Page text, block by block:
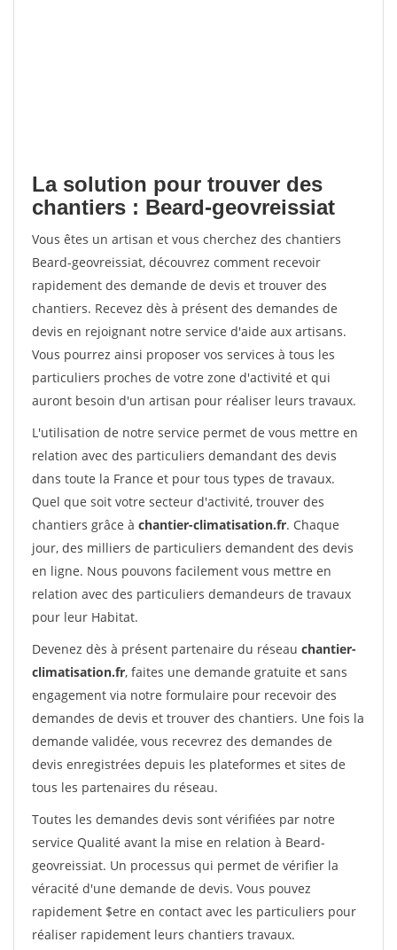
La solution pour trouver des
chantiers : Beard-geovreissiat
Vous êtes un artisan et vous cherchez des chantiers
Beard-geovreissiat, découvrez comment recevoir
rapidement des demande de devis et trouver des
chantiers. Recevez dès à présent des demandes de
devis en rejoignant notre service d'aide aux artisans.
Vous pourrez ainsi proposer vos services à tous les
particuliers proches de votre zone d'activité et qui
auront besoin d'un artisan pour réaliser leurs travaux.
L'utilisation de notre service permet de vous mettre en
relation avec des particuliers demandant des devis
dans toute la France et pour tous types de travaux.
Quel que soit votre secteur d'activité, trouver des
chantiers grâce à chantier-climatisation.fr. Chaque
jour, des milliers de particuliers demandent des devis
en ligne. Nous pouvons facilement vous mettre en
relation avec des particuliers demandeurs de travaux
pour leur Habitat.
Devenez dès à présent partenaire du réseau chantier-
climatisation.fr, faites une demande gratuite et sans
engagement via notre formulaire pour recevoir des
demandes de devis et trouver des chantiers. Une fois la
demande validée, vous recevrez des demandes de
devis enregistrées depuis les plateformes et sites de
tous les partenaires du réseau.
Toutes les demandes devis sont vérifiées par notre
service Qualité avant la mise en relation à Beard-
geovreissiat. Un processus qui permet de vérifier la
véracité d'une demande de devis. Vous pouvez
rapidement $etre en contact avec les particuliers pour
réaliser rapidement leurs chantiers travaux.